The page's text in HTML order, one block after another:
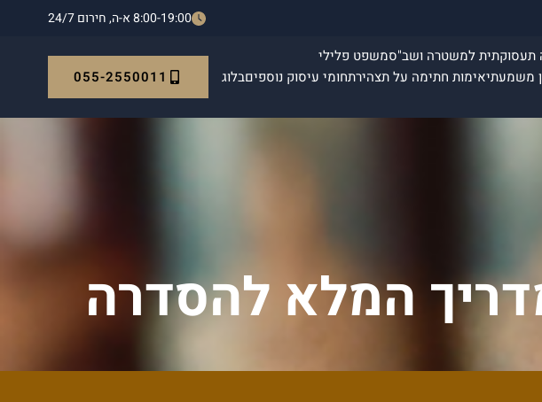
8:00-19:00 א-ה, חירום 24/7
למשטרה ושב"סמשפט פלילי
משמעתיאימות חתימה על תצהירתחומי עיסוק נוספיםבלוג
055-2550011
המלא להסדרה